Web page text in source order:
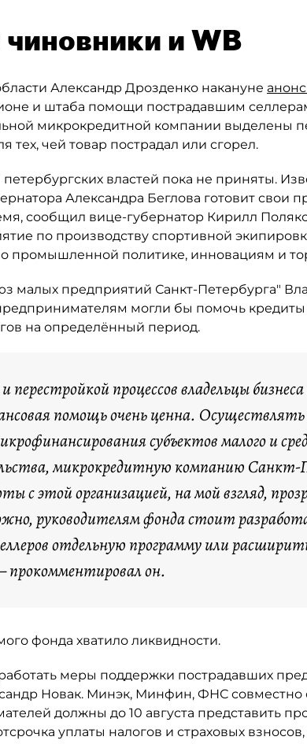
и WB
Александр Дрозденко накануне
и штаба помощи пострадавшим
микрокредитной компании выделены
тех, чей товар пострадал или сгорел.
властей пока не приняты.
Александра Беглова готовит свои
сообщил вице-губернатор Кирилл
по производству спортивной
промышленной политике, инновациям и
малых предприятий Санкт-Петербурга"
могли бы помочь кредиты
на определённый период.
перестройкой процессов владельцы
помощь очень ценна.
субъектов малого и
микрокредитную компанию Санкт-
с этой организацией, на мой взгляд,
руководителям фонда стоит
отдельную программу или
прокомментировал он.
фонда хватило ликвидности.
меры поддержки пострадавших
Новак. Минэк, Минфин, ФНС совместно
должны до 10 августа представить
уплаты налогов и страховых